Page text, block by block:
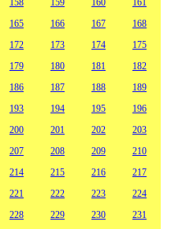
158 159 160
161
165 166 167
168
172 173 174
175
179 180 181
182
186 187 188
189
193 194 195
196
200 201 202
203
207 208 209
210
214 215 216
217
221 222 223
224
228 229 230
231